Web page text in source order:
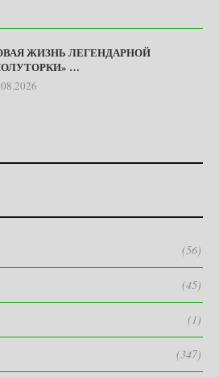
ЖИЗНЬ ЛЕГЕНДАРНОЙ
…
(56)
(45)
(1)
(347)